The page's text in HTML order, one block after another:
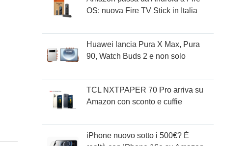
OS: nuova Fire TV Stick in Italia
Huawei lancia Pura X Max, Pura
90, Watch Buds 2 e non solo
TCL NXTPAPER 70 Pro arriva su
Amazon con sconto e cuffie
iPhone nuovo sotto i 500€? È